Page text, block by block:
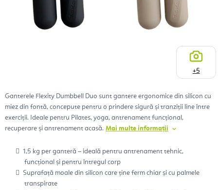
Ganterele Flexity Dumbbell Duo sunt gantere ergonomice din silicon cu
miez din fontă, concepute pentru o prindere sigură și tranziții line între
exerciții. Ideale pentru Pilates, yoga, antrenament funcțional,
recuperare și antrenament acasă. Mai multe informații
1,5 kg per ganteră – ideală pentru antrenament tehnic,
funcțional și pentru întregul corp
Suprafață moale din silicon care ține ferm chiar și cu palmele
transpirate
+5